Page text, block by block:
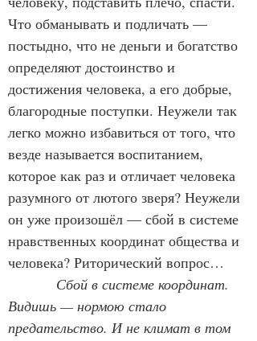
Что обманывать и подличать —
постыдно, что не деньги и богатство
определяют достоинство и
достижения человека, а его добрые,
благородные поступки. Неужели так
легко можно избавиться от того, что
везде называется воспитанием,
которое как раз и отличает человека
разумного от лютого зверя? Неужели
он уже произошёл — сбой в системе
нравственных координат общества и
человека? Риторический вопрос…
Сбой в системе координат.
Видишь — нормою стало
предательство. И не климат в том